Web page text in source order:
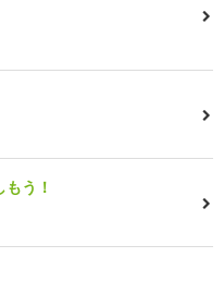
う！